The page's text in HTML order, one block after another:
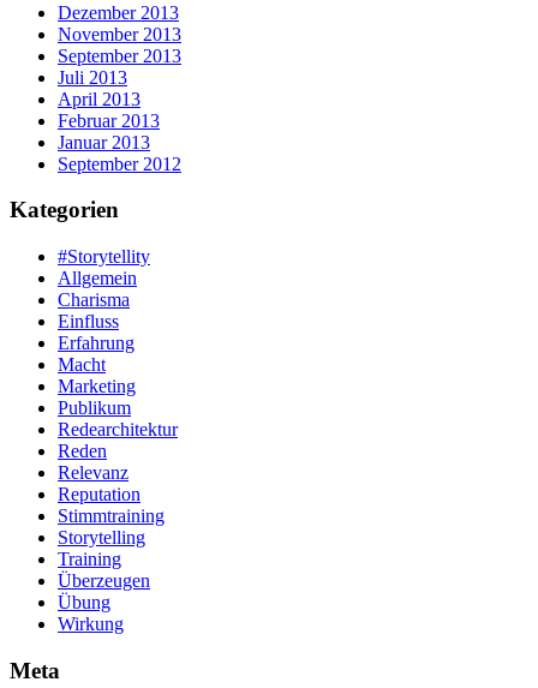
Dezember 2013
November 2013
September 2013
Juli 2013
April 2013
Februar 2013
Januar 2013
September 2012
Kategorien
#Storytellity
Allgemein
Charisma
Einfluss
Erfahrung
Macht
Marketing
Publikum
Redearchitektur
Reden
Relevanz
Reputation
Stimmtraining
Storytelling
Training
Überzeugen
Übung
Wirkung
Meta